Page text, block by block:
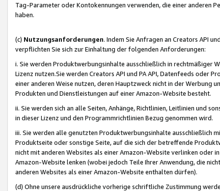
Tag-Parameter oder Kontokennungen verwenden, die einer anderen
haben.
(c) Nutzungsanforderungen. Indem Sie Anfragen an Creators API
verpflichten Sie sich zur Einhaltung der folgenden Anforderungen:
i. Sie werden Produktwerbungsinhalte ausschließlich in rechtmäßiger
Lizenz nutzen.Sie werden Creators API und PA API, Datenfeeds oder
einer anderen Weise nutzen, deren Hauptzweck nicht in der Werbung
Produkten und Dienstleistungen auf einer Amazon-Website besteht.
ii. Sie werden sich an alle Seiten, Anhänge, Richtlinien, Leitlinien und
in dieser Lizenz und den Programmrichtlinien Bezug genommen wird.
iii. Sie werden alle genutzten Produktwerbungsinhalte ausschließlich
Produktseite oder sonstige Seite, auf die sich der betreffende
nicht mit anderen Websites als einer Amazon-Website verlinken oder
Amazon-Website lenken (wobei jedoch Teile Ihrer Anwendung, die
anderen Websites als einer Amazon-Website enthalten dürfen).
(d) Ohne unsere ausdrückliche vorherige schriftliche Zustimmung